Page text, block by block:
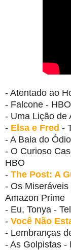
- Atentado ao
- Falcone - HBO
- Uma Lição de
- Elsa e Fred -
- A Baia do
- O Curioso
HBO
- The Post: A
- Os
Amazon Prime
- Eu, Tonya -
- Você Não
- Lembranças
- As Golpistas -